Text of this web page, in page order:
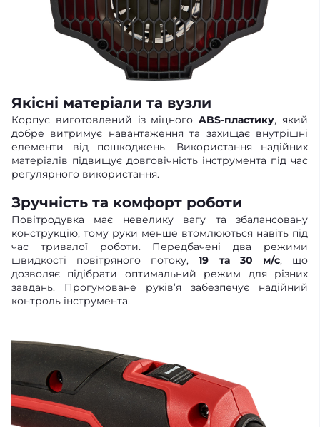
Якісні матеріали та вузли
Корпус виготовлений із міцногоABS-пластику, який
добре витримує навантаження та захищає внутрішні
елементи від пошкоджень. Використання надійних
матеріалів підвищує довговічність інструмента під час
регулярного використання.
Зручність та комфорт роботи
Повітродувка має невелику вагу та збалансовану
конструкцію, тому руки менше втомлюються навіть під
час тривалої роботи. Передбачені два режими
швидкості повітряного потоку,19 та 30 м/с, що
дозволяє підібрати оптимальний режим для різних
завдань. Прогумоване руків’я забезпечує надійний
контроль інструмента.